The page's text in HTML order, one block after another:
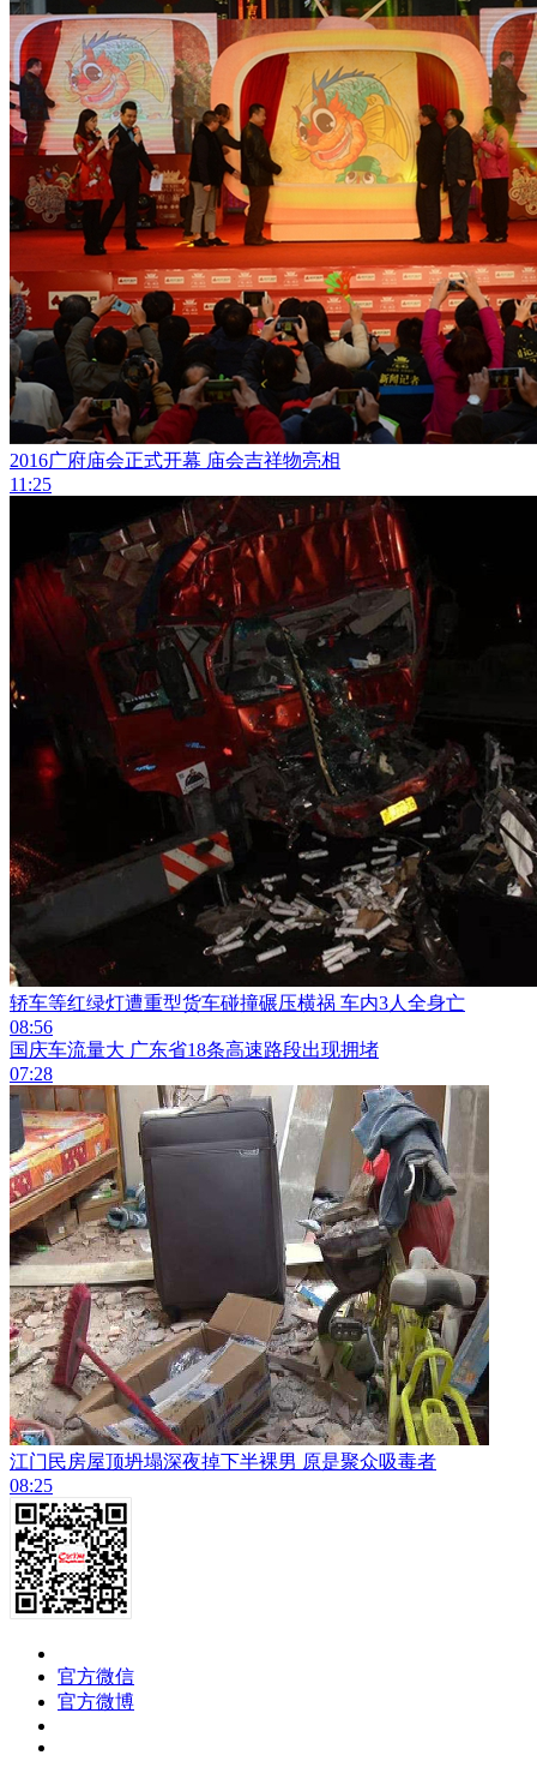
2016广府庙会正式开幕 庙会吉祥物亮相
11:25
轿车等红绿灯遭重型货车碰撞碾压横祸 车内3人全身亡
08:56
国庆车流量大 广东省18条高速路段出现拥堵
07:28
江门民房屋顶坍塌深夜掉下半裸男 原是聚众吸毒者
08:25
官方微信
官方微博